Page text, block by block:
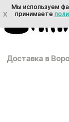
Доставка в
X
Мы используем
принимаете